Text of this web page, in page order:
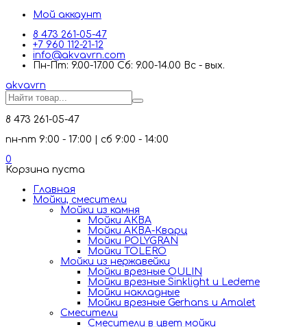
Мой аккаунт
8 473 261-05-47
+7 960 112-21-12
info@akvavrn.com
Пн-Пт: 9.00-17.00 Сб: 9.00-14.00 Вс - вых.
akvavrn
8 473 261-05-47
пн-пт 9:00 - 17:00 | сб 9:00 - 14:00
0
Корзина пуста
Главная
Мойки, смесители
Mойки из камня
Мойки АКВА
Мойки АКВА-Кварц
Мойки POLYGRAN
Мойки TOLERO
Мойки из нержавейки
Мойки врезные OULIN
Мойки врезные Sinklight и Ledeme
Мойки накладные
Мойки врезные Gerhans и Amalet
Смесители
Смесители в цвет мойки